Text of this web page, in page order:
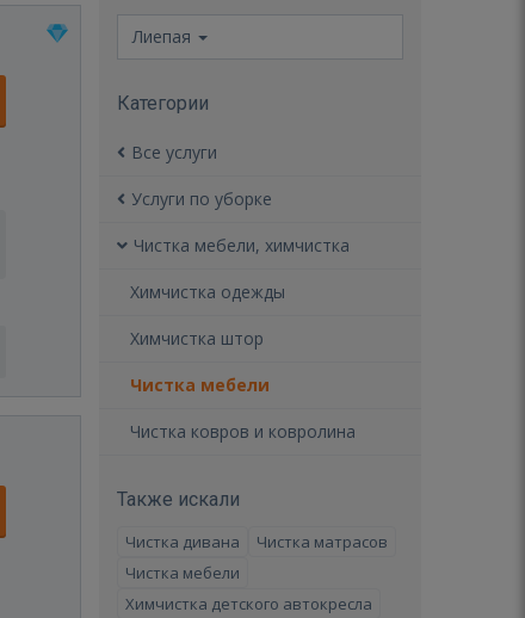
Лиепая
Категории
Все услуги
Услуги по уборке
Чистка мебели, химчистка
Химчистка одежды
Химчистка штор
Чистка мебели
Чистка ковров и ковролина
Также искали
Чистка дивана
Чистка матрасов
Чистка мебели
Химчистка детского автокресла